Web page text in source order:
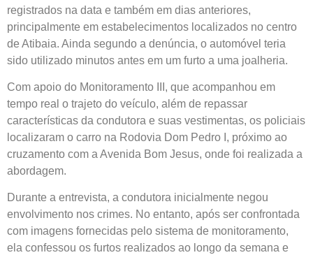
registrados na data e também em dias anteriores,
principalmente em estabelecimentos localizados no centro
de Atibaia. Ainda segundo a denúncia, o automóvel teria
sido utilizado minutos antes em um furto a uma joalheria.
Com apoio do Monitoramento III, que acompanhou em
tempo real o trajeto do veículo, além de repassar
características da condutora e suas vestimentas, os policiais
localizaram o carro na Rodovia Dom Pedro I, próximo ao
cruzamento com a Avenida Bom Jesus, onde foi realizada a
abordagem.
Durante a entrevista, a condutora inicialmente negou
envolvimento nos crimes. No entanto, após ser confrontada
com imagens fornecidas pelo sistema de monitoramento,
ela confessou os furtos realizados ao longo da semana e